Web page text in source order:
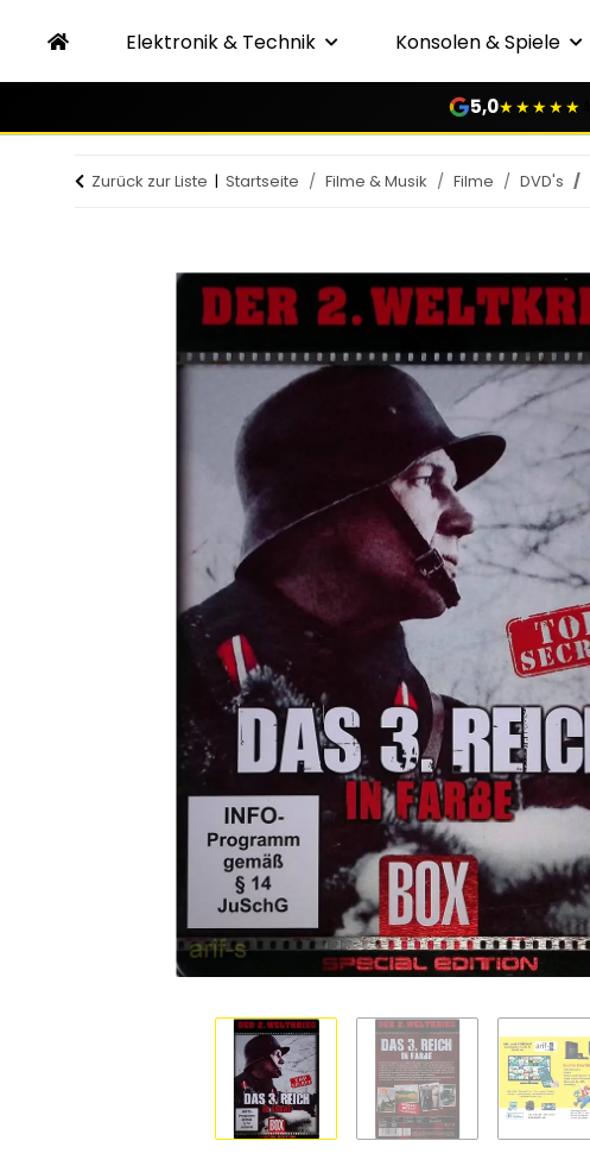
Elektronik & Technik Konsolen & Spiele
5,0★★★★★
Zurück zur Liste Startseite Filme & Musik Filme DVD's